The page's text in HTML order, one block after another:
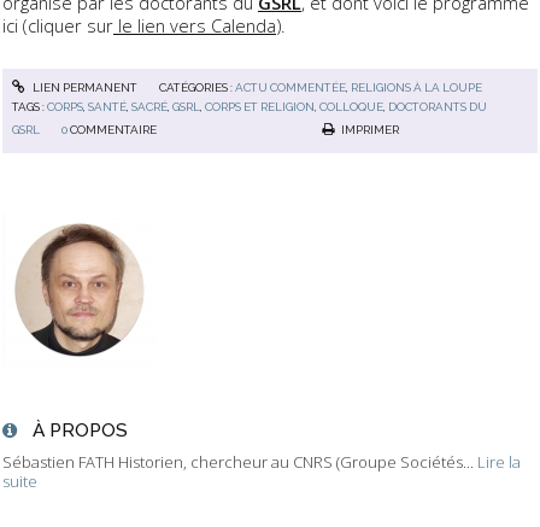
À PROPOS
Sébastien FATH Historien, chercheur au CNRS (Groupe Sociétés... Lire la
suite
ici (cliquer sur le lien vers Calenda).
LIEN PERMANENT CATÉGORIES :ACTU COMMENTÉE, RELIGIONS À LA LOUPE
TAGS :CORPS ,SANTÉ ,SACRÉ ,GSRL ,CORPS ET RELIGION ,COLLOQUE DOCTORANTS DU
GSRL
0 COMMENTAIRE IMPRIMER